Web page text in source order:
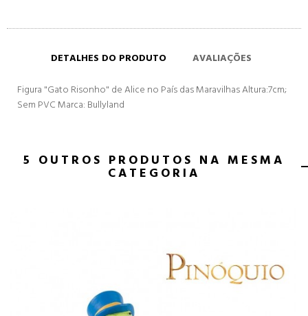
DETALHES DO PRODUTO
AVALIAÇÕES
Figura "Gato Risonho" de Alice no País das Maravilhas Altura:7cm;
Sem PVC Marca: Bullyland
5 OUTROS PRODUTOS NA MESMA
CATEGORIA